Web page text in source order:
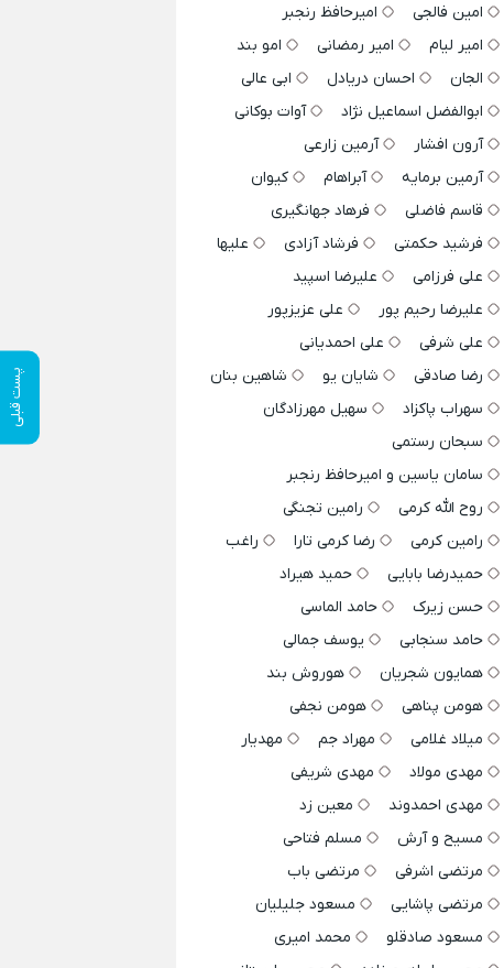
پست قبلی
امین فالجی
امیرحافظ رنجبر
امیر لیام
امیر رمضانی
امو بند
الجان
احسان دریادل
ابی عالی
ابوالفضل اسماعیل نژاد
آوات بوکانی
آرون افشار
آرمین زارعی
آرمین برمایه
آبراهام
کیوان
قاسم فاضلی
فرهاد جهانگیری
فرشید حکمتی
فرشاد آزادی
علیها
علی فرزامی
علیرضا اسپید
علیرضا رحیم پور
علی عزیزپور
علی شرفی
علی احمدیانی
رضا صادقی
شایان یو
شاهین بنان
سهراب پاکزاد
سهیل مهرزادگان
سبحان رستمی
سامان یاسین و امیرحافظ رنجبر
روح الله کرمی
رامین تجنگی
رامین کرمی
رضا کرمی تارا
راغب
حمیدرضا بابایی
حمید هیراد
حسن زیرک
حامد الماسی
حامد سنجابی
یوسف جمالی
همایون شجریان
هوروش بند
هومن پناهی
هومن نجفی
میلاد غلامی
مهراد جم
مهدیار
مهدی مولاد
مهدی شریفی
مهدی احمدوند
معین زد
مسیح و آرش
مسلم فتاحی
مرتضی اشرفی
مرتضی باب
مرتضی پاشایی
مسعود جلیلیان
مسعود صادقلو
محمد امیری